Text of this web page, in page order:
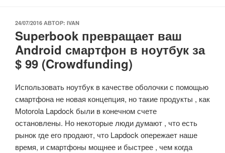
ОПУБЛИКОВАНО
24/07/2016 АВТОР: IVAN
Superbook превращает ваш
Android смартфон в ноутбук за
$ 99 (Crowdfunding)
Использовать ноутбук в качестве оболочки с помощью
смартфона не новая концепция, но такие продукты , как
Motorola Lapdock были в конечном счете
остановлены. Но некоторые люди думают , что есть
рынок где его продают, что Lapdock опережает наше
время, и смартфоны мощнее и быстрее , чем когда